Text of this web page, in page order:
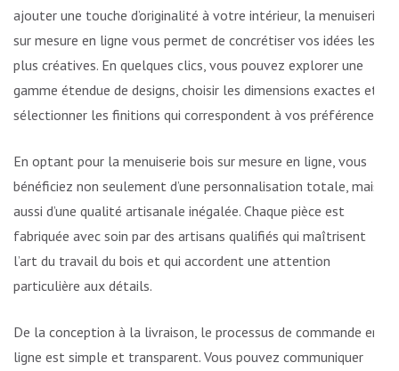
ajouter une touche d’originalité à votre intérieur, la menuiserie
sur mesure en ligne vous permet de concrétiser vos idées les
plus créatives. En quelques clics, vous pouvez explorer une
gamme étendue de designs, choisir les dimensions exactes et
sélectionner les finitions qui correspondent à vos préférences.
En optant pour la menuiserie bois sur mesure en ligne, vous
bénéficiez non seulement d’une personnalisation totale, mais
aussi d’une qualité artisanale inégalée. Chaque pièce est
fabriquée avec soin par des artisans qualifiés qui maîtrisent
l’art du travail du bois et qui accordent une attention
particulière aux détails.
De la conception à la livraison, le processus de commande en
ligne est simple et transparent. Vous pouvez communiquer